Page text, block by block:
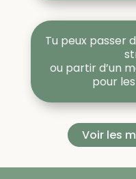
Tu peux passer
ou partir d’un
pour
Voir les